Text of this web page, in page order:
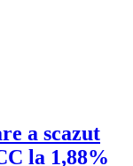
a scazut
la 1,88%